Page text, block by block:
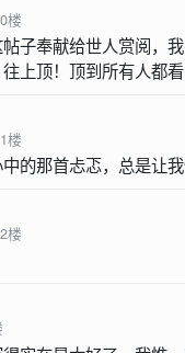
楼
子奉献给世人赏阅，
上顶！顶到所有人都看
楼
的那首忐忑，总是让我
楼